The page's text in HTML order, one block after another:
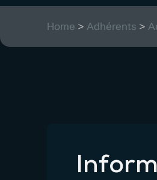
Home > Adhérents >